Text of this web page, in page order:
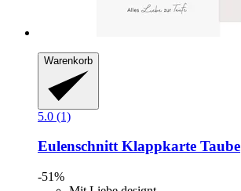
Warenkorb
5.0 (1)
EulenschnittKlappkarte Taube
-51%